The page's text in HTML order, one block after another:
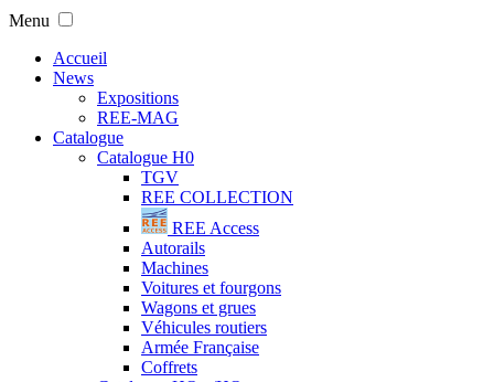
Menu
Accueil
News
Expositions
REE-MAG
Catalogue
Catalogue H0
TGV
REE COLLECTION
REE Access
Autorails
Machines
Voitures et fourgons
Wagons et grues
Véhicules routiers
Armée Française
Coffrets